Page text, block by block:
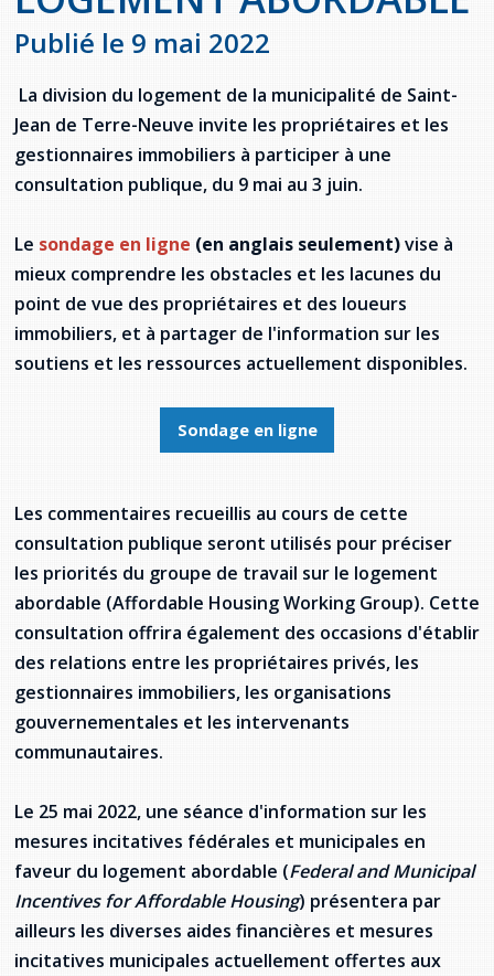
Jeux de la francophonie canadienne
Forum jeunesse pancanadien
Assemblée générale annuelle
Gestes et paroles ambigus
Ressources documentaires
La Charte canadienne des droits et libertés
Lois fréquemment consultées
Commission des droits de la personne de
Terre-Neuve-et-Labrador
Acheter un véhicule neuf ou d'occasion ou
louer sur le long terme (leasing) un véhicule
neuf
Offres d'emploi (Secteur Justice)
Législation spéciale Covid-19
L'Aide juridique à Terre-Neuve-et-
Qu'est-ce que l'Aide juridique ?
Bureaux de l'Aide juridique de Terre-Neuve-
et-Labrador
Répertoire des juristes d'expression
française
Règlement Quiz RVF 2021
Activités
Guide du système de santé à TNL
Offres Actives
Santé mentale et dépendances
Travailler en santé à TNL
Passeport Santé
Visages de la santé
Allison Chaytor
Maurice Nzoyamara
Lee Trowbridge
Randy Follet
Skye Fisher
Pamela Tucker
Brian Kizner
Marc-Alexandre Mestres
provincial
Ressources linguistiques pour la
communication en santé
Carte des services en français
Publié le 9 mai 2022
La division du logement de la municipalité de Saint-
Jean de Terre-Neuve invite les propriétaires et les
gestionnaires immobiliers à participer à une
consultation publique, du 9 mai au 3 juin.
Le sondage en ligne (en anglais seulement)vise à
mieux comprendre les obstacles et les lacunes du
point de vue des propriétaires et des loueurs
immobiliers, et à partager de l'information sur les
soutiens et les ressources actuellement disponibles.
Sondage en ligne
Les commentaires recueillis au cours de cette
consultation publique seront utilisés pour préciser
les priorités du groupe de travail sur le logement
abordable (Affordable Housing Working Group). Cette
consultation offrira également des occasions d'établir
des relations entre les propriétaires privés, les
gestionnaires immobiliers, les organisations
gouvernementales et les intervenants
communautaires.
Le 25 mai 2022, une séance d'information sur les
mesures incitatives fédérales et municipales en
faveur du logement abordable (Federal and Municipal
Incentives for Affordable Housing) présentera par
ailleurs les diverses aides financières et mesures
incitatives municipales actuellement offertes aux